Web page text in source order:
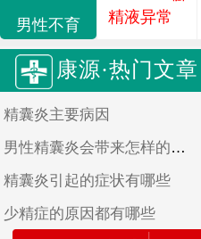
男性不育 精液异常
康源·热门文章
精囊炎主要病因
男性精囊炎会带来怎样的危害
精囊炎引起的症状有哪些
少精症的原因都有哪些